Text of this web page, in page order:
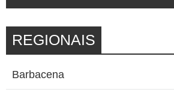
REGIONAIS
Barbacena